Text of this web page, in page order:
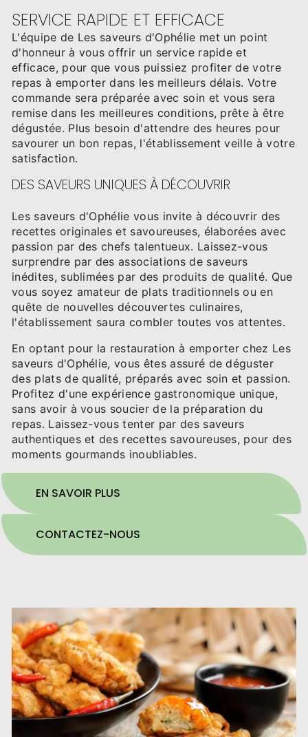
SERVICE RAPIDE ET EFFICACE
L'équipe de Les saveurs d'Ophélie met un point
d'honneur à vous offrir un service rapide et
efficace, pour que vous puissiez profiter de votre
repas à emporter dans les meilleurs délais. Votre
commande sera préparée avec soin et vous sera
remise dans les meilleures conditions, prête à être
dégustée. Plus besoin d'attendre des heures pour
savourer un bon repas, l'établissement veille à votre
satisfaction.
DES SAVEURS UNIQUES À DÉCOUVRIR
Les saveurs d'Ophélie vous invite à découvrir des
recettes originales et savoureuses, élaborées avec
passion par des chefs talentueux. Laissez-vous
surprendre par des associations de saveurs
inédites, sublimées par des produits de qualité. Que
vous soyez amateur de plats traditionnels ou en
quête de nouvelles découvertes culinaires,
l'établissement saura combler toutes vos attentes.
En optant pour la restauration à emporter chez Les
saveurs d'Ophélie, vous êtes assuré de déguster
des plats de qualité, préparés avec soin et passion.
Profitez d'une expérience gastronomique unique,
sans avoir à vous soucier de la préparation du
repas. Laissez-vous tenter par des saveurs
authentiques et des recettes savoureuses, pour des
moments gourmands inoubliables.
EN SAVOIR PLUS
CONTACTEZ-NOUS